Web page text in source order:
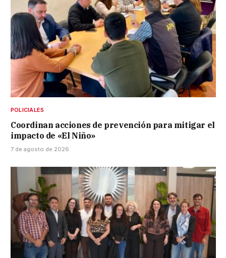
POLICIALES
Coordinan acciones de prevención para mitigar el
impacto de «El Niño»
7 de agosto de 2026